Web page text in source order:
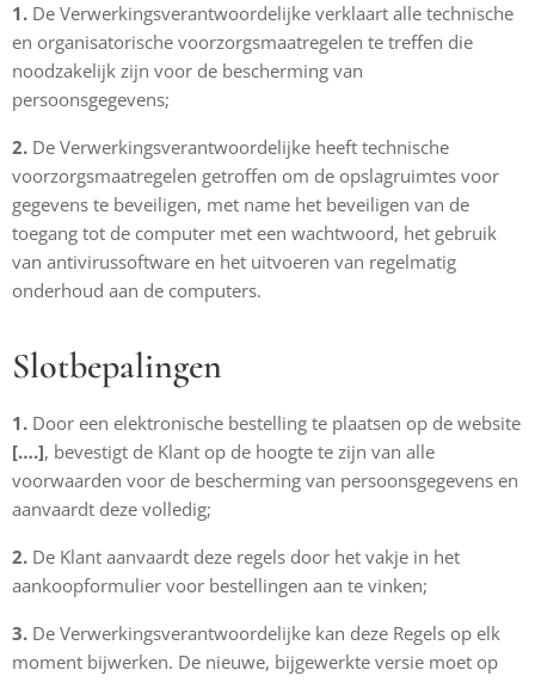
1. De Verwerkingsverantwoordelijke verklaart alle technische
en organisatorische voorzorgsmaatregelen te treffen die
noodzakelijk zijn voor de bescherming van
persoonsgegevens;
2. De Verwerkingsverantwoordelijke heeft technische
voorzorgsmaatregelen getroffen om de opslagruimtes voor
gegevens te beveiligen, met name het beveiligen van de
toegang tot de computer met een wachtwoord, het gebruik
van antivirussoftware en het uitvoeren van regelmatig
onderhoud aan de computers.
Slotbepalingen
1. Door een elektronische bestelling te plaatsen op de website
[….], bevestigt de Klant op de hoogte te zijn van alle
voorwaarden voor de bescherming van persoonsgegevens en
aanvaardt deze volledig;
2. De Klant aanvaardt deze regels door het vakje in het
aankoopformulier voor bestellingen aan te vinken;
3. De Verwerkingsverantwoordelijke kan deze Regels op elk
moment bijwerken. De nieuwe, bijgewerkte versie moet op